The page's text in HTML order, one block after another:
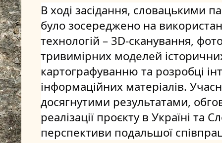
В ході засідання, словацькими
було зосереджено на
технологій – 3D-сканування,
тривимірних моделей
картографуванню та розробці
інформаційних матеріалів.
досягнутими результатами,
реалізації проєкту в Україні та
перспективи подальшої